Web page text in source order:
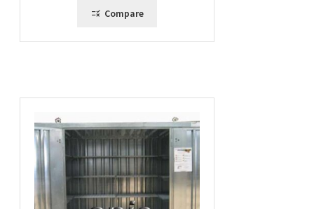
Compare